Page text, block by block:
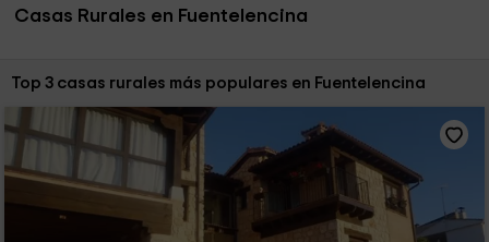
Casas Rurales en Fuentelencina
Ordenar por:
Top 3 casas rurales más populares en Fuentelencina